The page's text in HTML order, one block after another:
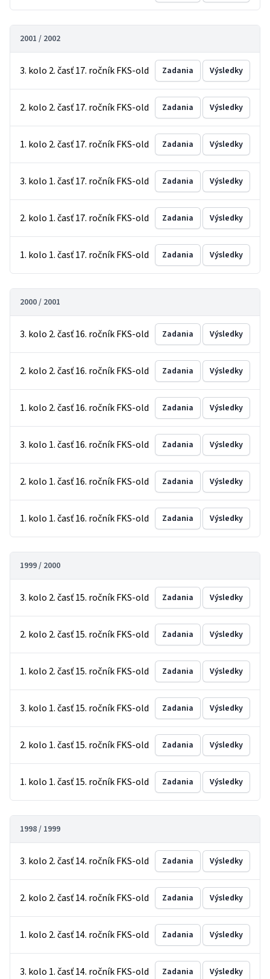
2001 / 2002
3. kolo 2. časť 17. ročník FKS-old Zadania Výsledky
2. kolo 2. časť 17. ročník FKS-old Zadania Výsledky
1. kolo 2. časť 17. ročník FKS-old Zadania Výsledky
3. kolo 1. časť 17. ročník FKS-old Zadania Výsledky
2. kolo 1. časť 17. ročník FKS-old Zadania Výsledky
1. kolo 1. časť 17. ročník FKS-old Zadania Výsledky
2000 / 2001
3. kolo 2. časť 16. ročník FKS-old Zadania Výsledky
2. kolo 2. časť 16. ročník FKS-old Zadania Výsledky
1. kolo 2. časť 16. ročník FKS-old Zadania Výsledky
3. kolo 1. časť 16. ročník FKS-old Zadania Výsledky
2. kolo 1. časť 16. ročník FKS-old Zadania Výsledky
1. kolo 1. časť 16. ročník FKS-old Zadania Výsledky
1999 / 2000
3. kolo 2. časť 15. ročník FKS-old Zadania Výsledky
2. kolo 2. časť 15. ročník FKS-old Zadania Výsledky
1. kolo 2. časť 15. ročník FKS-old Zadania Výsledky
3. kolo 1. časť 15. ročník FKS-old Zadania Výsledky
2. kolo 1. časť 15. ročník FKS-old Zadania Výsledky
1. kolo 1. časť 15. ročník FKS-old Zadania Výsledky
1998 / 1999
3. kolo 2. časť 14. ročník FKS-old Zadania Výsledky
2. kolo 2. časť 14. ročník FKS-old Zadania Výsledky
1. kolo 2. časť 14. ročník FKS-old Zadania Výsledky
3. kolo 1. časť 14. ročník FKS-old Zadania Výsledky